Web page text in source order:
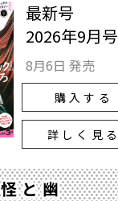
最新号
2026年9月号
8月6日 発売
購入する
詳しく見る
怪と幽